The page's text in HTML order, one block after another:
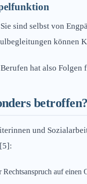
sind selbst von
hat also Folgen
betroffen?
und
Rechtsanspruch auf einen